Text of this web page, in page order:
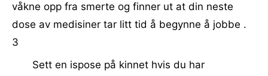
våkne opp fra smerte og finner ut at din neste
dose av medisiner tar litt tid å begynne å jobbe .
3
Sett en ispose på kinnet hvis du har